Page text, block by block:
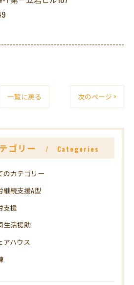
一覧に戻る 次のページ >
ゴリー Categories
のカテゴリー
継続支援A型
支援
生活援助
アハウス